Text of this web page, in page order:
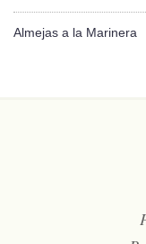
Almejas a la Marinera